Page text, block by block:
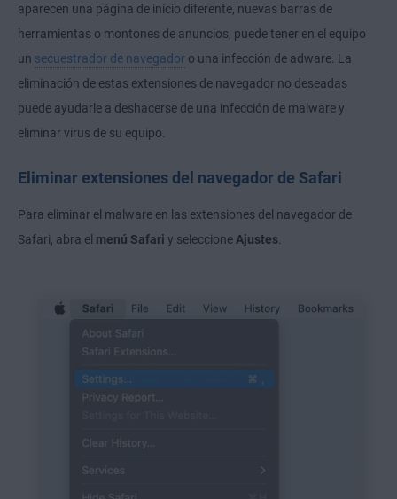
aparecen una página de inicio diferente, nuevas barras de
herramientas o montones de anuncios, puede tener en el equipo
un secuestrador de navegador o una infección de adware. La
eliminación de estas extensiones de navegador no deseadas
puede ayudarle a deshacerse de una infección de malware y
eliminar virus de su equipo.
Eliminar extensiones del navegador de Safari
Para eliminar el malware en las extensiones del navegador de
Safari, abra el menú Safari y seleccione Ajustes